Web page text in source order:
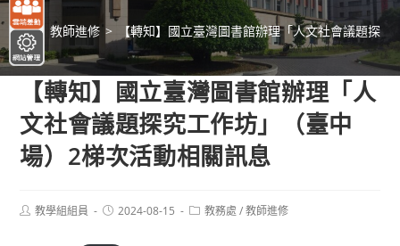
> 教師進修 > 【轉知】國立臺灣圖書館辦理「人文社會議題探
【轉知】國立臺灣圖書館辦理「人
文社會議題探究工作坊」（臺中
場）2梯次活動相關訊息
Post教學組組員
Post2024-08-15
Post教務處 / 教師進修